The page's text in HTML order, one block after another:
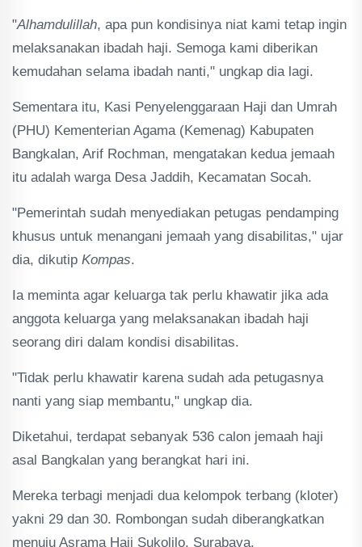
"Alhamdulillah, apa pun kondisinya niat kami tetap ingin
melaksanakan ibadah haji. Semoga kami diberikan
kemudahan selama ibadah nanti," ungkap dia lagi.
Sementara itu, Kasi Penyelenggaraan Haji dan Umrah
(PHU) Kementerian Agama (Kemenag) Kabupaten
Bangkalan, Arif Rochman, mengatakan kedua jemaah
itu adalah warga Desa Jaddih, Kecamatan Socah.
"Pemerintah sudah menyediakan petugas pendamping
khusus untuk menangani jemaah yang disabilitas," ujar
dia, dikutip Kompas.
Ia meminta agar keluarga tak perlu khawatir jika ada
anggota keluarga yang melaksanakan ibadah haji
seorang diri dalam kondisi disabilitas.
"Tidak perlu khawatir karena sudah ada petugasnya
nanti yang siap membantu," ungkap dia.
Diketahui, terdapat sebanyak 536 calon jemaah haji
asal Bangkalan yang berangkat hari ini.
Mereka terbagi menjadi dua kelompok terbang (kloter)
yakni 29 dan 30. Rombongan sudah diberangkatkan
menuju Asrama Haji Sukolilo, Surabaya.